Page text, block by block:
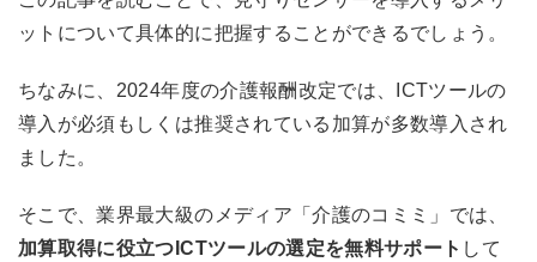
ットについて具体的に把握することができるでしょう。
ちなみに、2024年度の介護報酬改定では、ICTツールの
導入が必須もしくは推奨されている加算が多数導入され
ました。
そこで、業界最大級のメディア「介護のコミミ」では、
加算取得に役立つICTツールの選定を無料サポート して